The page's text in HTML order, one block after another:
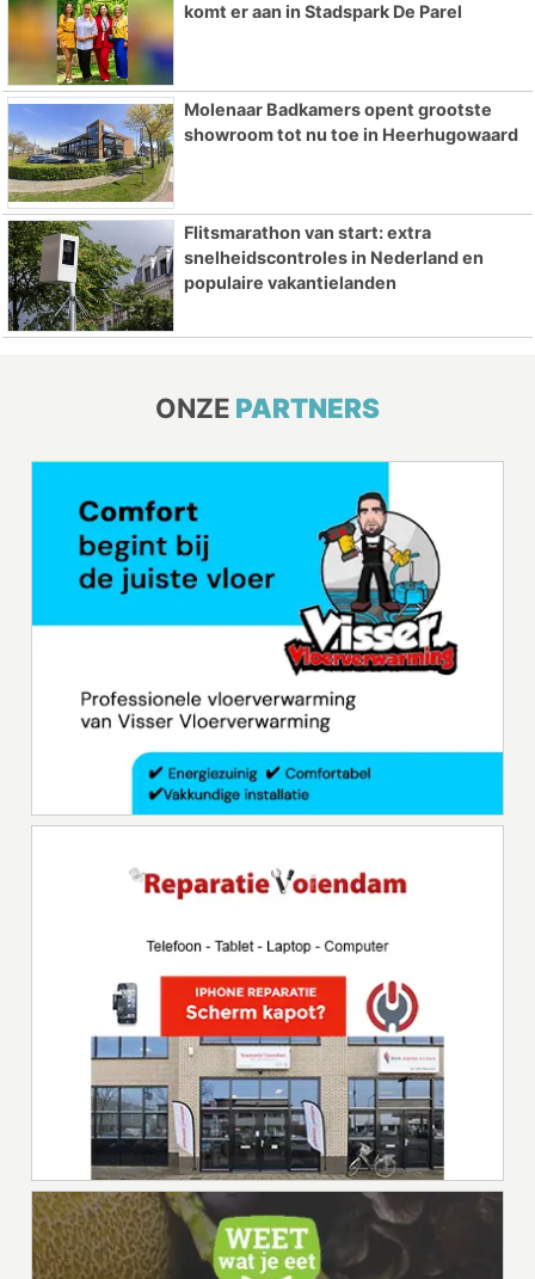
komt er aan in Stadspark De Parel
Molenaar Badkamers opent grootste
showroom tot nu toe in Heerhugowaard
Flitsmarathon van start: extra
snelheidscontroles in Nederland en
populaire vakantielanden
ONZE PARTNERS